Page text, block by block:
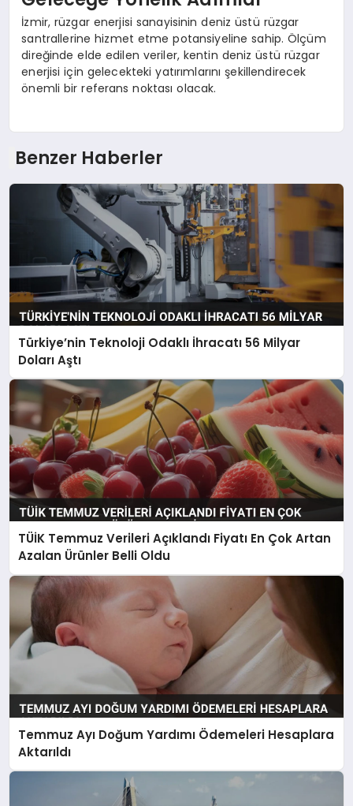
İzmir, rüzgar enerjisi sanayisinin deniz üstü rüzgar
santrallerine hizmet etme potansiyeline sahip. Ölçüm
direğinde elde edilen veriler, kentin deniz üstü rüzgar
enerjisi için gelecekteki yatırımlarını şekillendirecek
önemli bir referans noktası olacak.
Benzer Haberler
Türkiye’nin Teknoloji Odaklı İhracatı 56 Milyar
Doları Aştı
TÜİK Temmuz Verileri Açıklandı Fiyatı En Çok Artan
Azalan Ürünler Belli Oldu
Temmuz Ayı Doğum Yardımı Ödemeleri Hesaplara
Aktarıldı